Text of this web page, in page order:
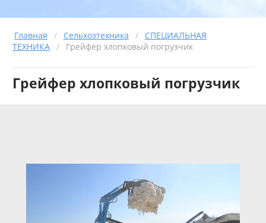
Главная / Сельхозтехника /
СПЕЦИАЛЬНАЯ
ТЕХНИКА / Грейфер хлопковый погрузчик
Грейфер хлопковый погрузчик